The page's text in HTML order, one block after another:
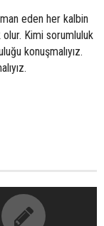
eden her kalbin
olur. Kimi sorumluluk
konuşmalıyız.